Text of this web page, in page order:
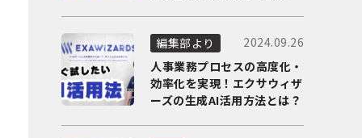
編集部より
2024.09.26
人事業務プロセスの高度化・
効率化を実現！エクサウィザ
ーズの生成AI活用方法とは？